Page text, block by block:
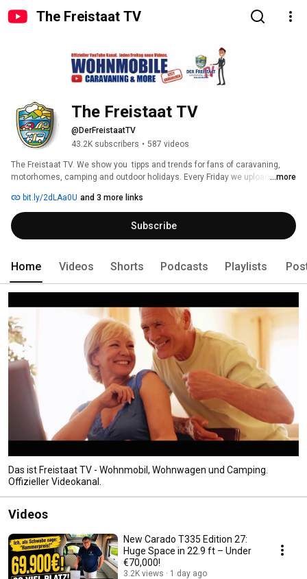
The Freistaat TV
The Freistaat TV
@DerFreistaatTV
43.2K subscribers • 587 videos
The Freistaat TV. We show you  tipps and trends for fans of caravaning,
motorhomes, camping and outdoor holidays. Every Friday we upload a new
...more
bit.ly/2dLAa0U and 3 more links
Subscribe
Home Videos Shorts Podcasts Playlists
Das ist Freistaat TV - Wohnmobil, Wohnwagen und Camping.
Offizieller Videokanal.
Videos
New Carado T335 Edition 27:
Huge Space in 22.9 ft – Under
€70,000!
3.2K views 1 day ago